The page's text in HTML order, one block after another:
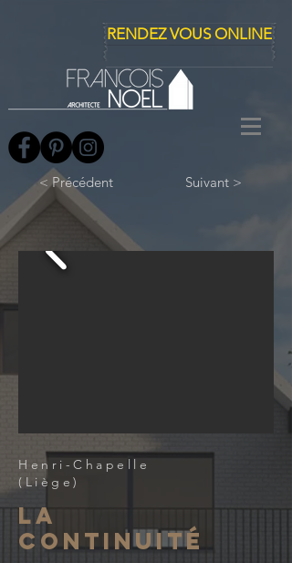
RENDEZ VOUS ONLINE
< Précédent Suivant >
Henri-Chapelle
(Liège)
La
continuité